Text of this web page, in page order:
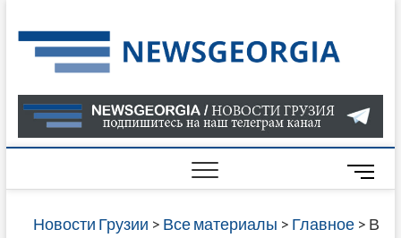
to
content
О
В
ГРУЗИИ
САЙТЕ
M
e
n
Новости Грузии > Все материалы > Главное> В